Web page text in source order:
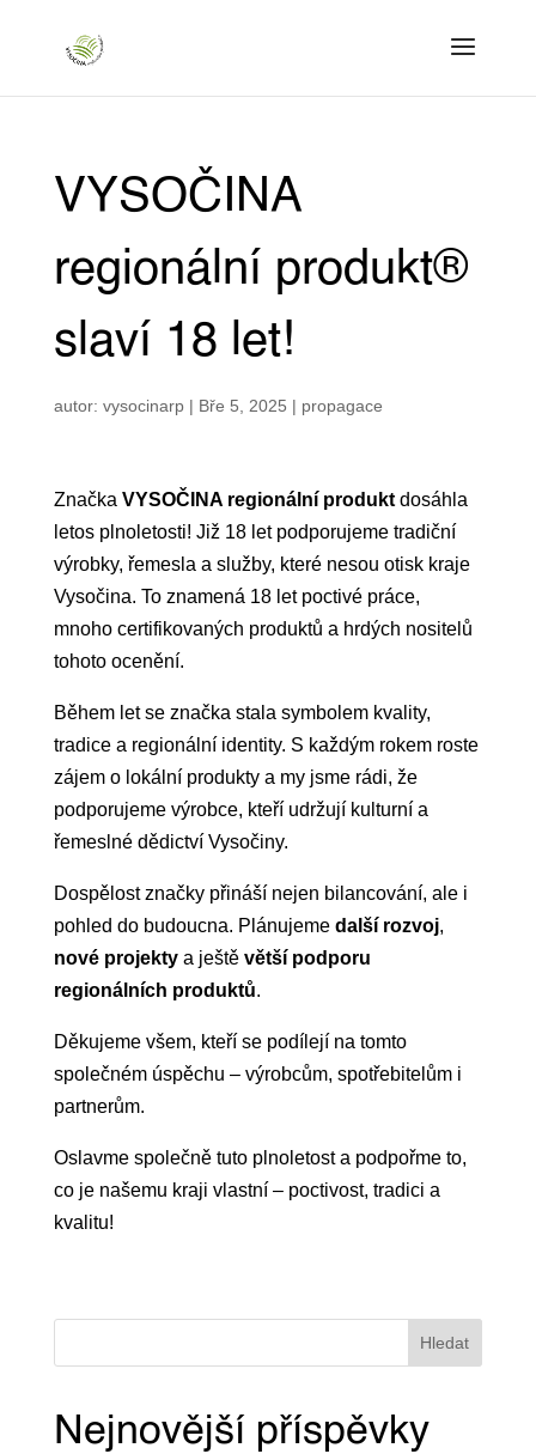
VYSOČINA
regionální produkt®
slaví 18 let!
autor: vysocinarp| Bře 5, 2025 | propagace
Značka VYSOČINA regionální produktdosáhla
letos plnoletosti! Již 18 let podporujeme tradiční
výrobky, řemesla a služby, které nesou otisk kraje
Vysočina. To znamená 18 let poctivé práce,
mnoho certifikovaných produktů a hrdých nositelů
tohoto ocenění.
Během let se značka stala symbolem kvality,
tradice a regionální identity. S každým rokem roste
zájem o lokální produkty a my jsme rádi, že
podporujeme výrobce, kteří udržují kulturní a
řemeslné dědictví Vysočiny.
Dospělost značky přináší nejen bilancování, ale i
pohled do budoucna. Plánujeme další rozvoj,
nové projekty a ještě větší podporu
regionálních produktů.
Děkujeme všem, kteří se podílejí na tomto
společném úspěchu – výrobcům, spotřebitelům i
partnerům.
Oslavme společně tuto plnoletost a podpořme to,
co je našemu kraji vlastní – poctivost, tradici a
kvalitu!
Hledat
Nejnovější příspěvky